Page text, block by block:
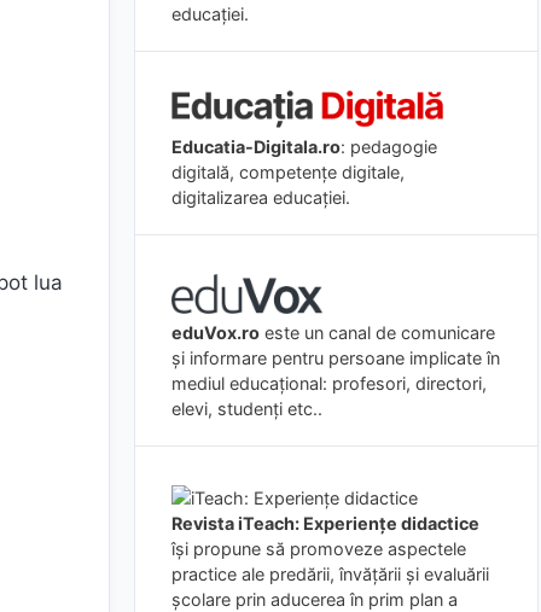
lua
educației.
Educatia-Digitala.ro: pedagogie
digitală, competențe digitale,
digitalizarea educației.
eduVox.ro este un canal de comunicare
și informare pentru persoane implicate în
mediul educațional: profesori, directori,
elevi, studenți etc..
Revista iTeach: Experienţe didactice
îşi propune să promoveze aspectele
practice ale predării, învăţării şi evaluării
şcolare prin aducerea în prim plan a